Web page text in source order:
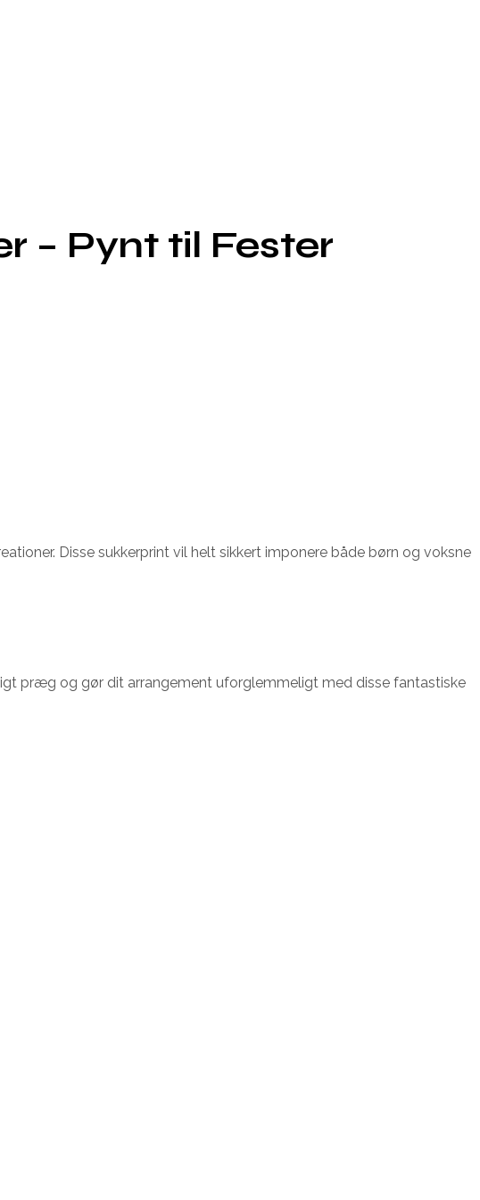
– Pynt til Fester
Disse sukkerprint vil helt sikkert imponere både børn og voksne
præg og gør dit arrangement uforglemmeligt med disse fantastiske